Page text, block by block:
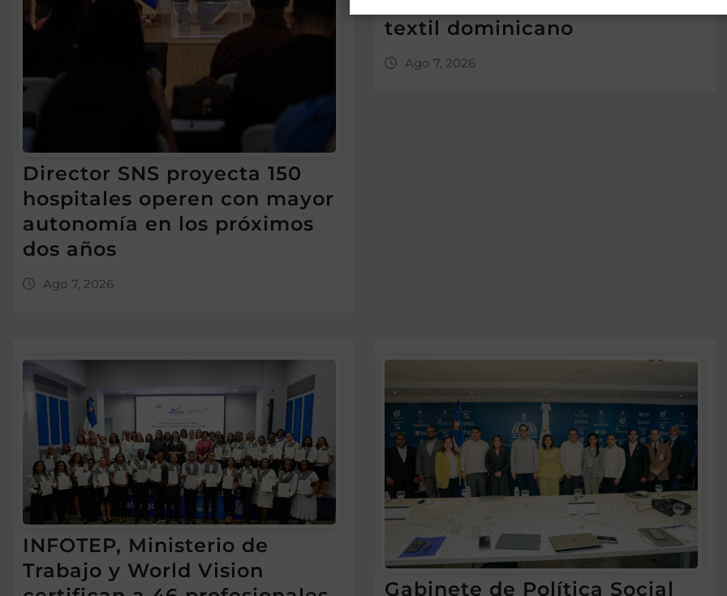
Director SNS proyecta 150
hospitales operen con mayor
autonomía en los próximos
dos años
Ago 7, 2026
textil dominicano
Ago 7, 2026
INFOTEP, Ministerio de
Trabajo y World Vision
Gabinete de Política Social